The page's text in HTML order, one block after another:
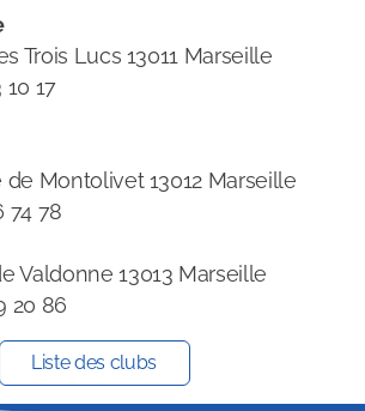
Trois Lucs 13011 Marseille
10 17
de Montolivet 13012 Marseille
74 78
Valdonne 13013 Marseille
20 86
Liste des clubs